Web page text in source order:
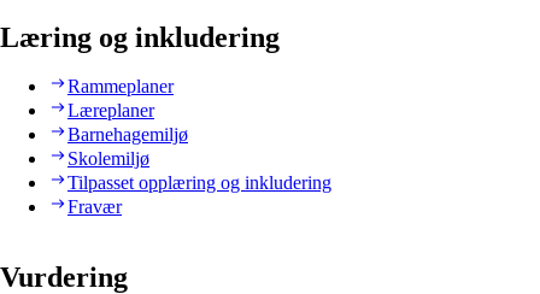
Læring og inkludering
Rammeplaner
Læreplaner
Barnehagemiljø
Skolemiljø
Tilpasset opplæring og inkludering
Fravær
Vurdering